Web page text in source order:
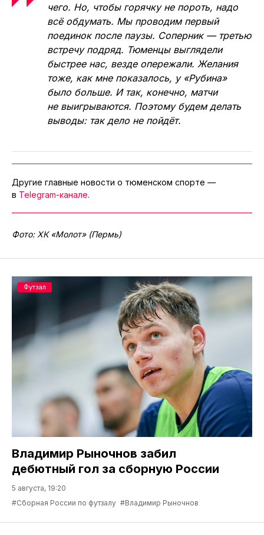
чего. Но, чтобы горячку не пороть, надо
всё обдумать. Мы проводим первый
поединок после паузы. Соперник — третью
встречу подряд. Тюменцы выглядели
быстрее нас, везде опережали. Желания
тоже, как мне показалось, у «Рубина»
было больше. И так, конечно, матчи
не выигрываются. Поэтому будем делать
выводы: так дело не пойдёт.
Другие главные новости о тюменском спорте —
в Telegram-канале.
Фото: ХК «Молот» (Пермь)
Владимир Рыночнов забил
дебютный гол за сборную России
5 августа, 19:20
#Сборная России по футзалу #Владимир Рыночнов
Футзал